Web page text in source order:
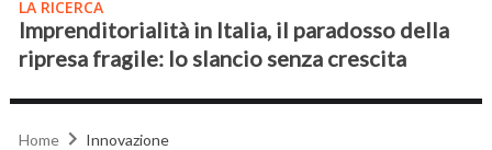
LA RICERCA
Imprenditorialità in Italia, il paradosso della
ripresa fragile: lo slancio senza crescita
Home Innovazione